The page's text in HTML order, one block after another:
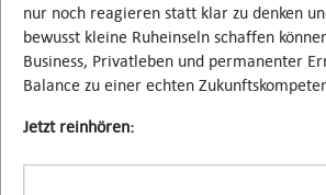
nur noch reagieren statt klar zu denken
bewusst kleine Ruheinseln schaffen
Business, Privatleben und permanenter
Balance zu einer echten
Jetzt reinhören: